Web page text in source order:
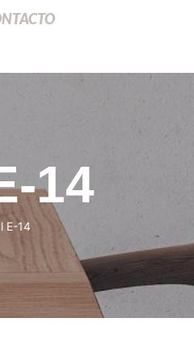
14
E-14